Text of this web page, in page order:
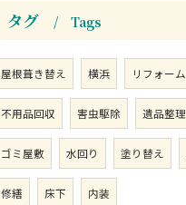
タグ Tags
屋根葺き替え 横浜 リフォーム
不用品回収 害虫駆除 遺品整理
ゴミ屋敷 水回り 塗り替え
修繕 床下 内装